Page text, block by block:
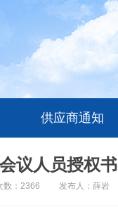
供应商通知
议人员授权书
数：2366 发布人：薛岩